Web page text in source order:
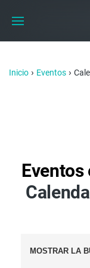
Inicio › Eventos ›
Eventos
MOSTRAR LA